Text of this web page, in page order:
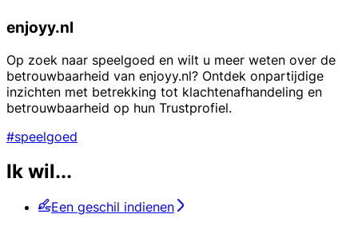
enjoyy.nl
Op zoek naar speelgoed en wilt u meer weten over de
betrouwbaarheid van enjoyy.nl? Ontdek onpartijdige
inzichten met betrekking tot klachtenafhandeling en
betrouwbaarheid op hun Trustprofiel.
#speelgoed
Ik wil...
Een geschil indienen